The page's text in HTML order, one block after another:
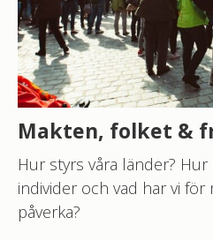
Välj ämne
HITTA
Makten, folket &
Hur styrs våra länder?
individer och vad har vi för
påverka?